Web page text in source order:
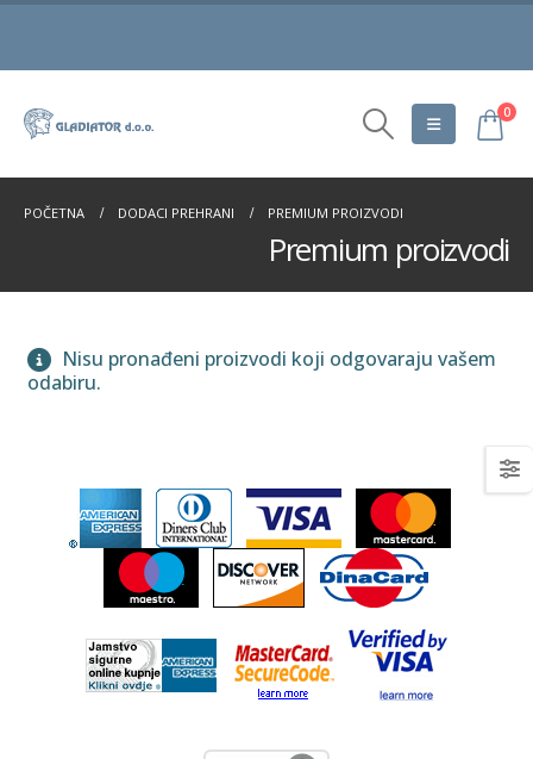
0
POČETNA DODACI PREHRANI PREMIUM PROIZVODI
Premium proizvodi
Nisu pronađeni proizvodi koji odgovaraju vašem
odabiru.